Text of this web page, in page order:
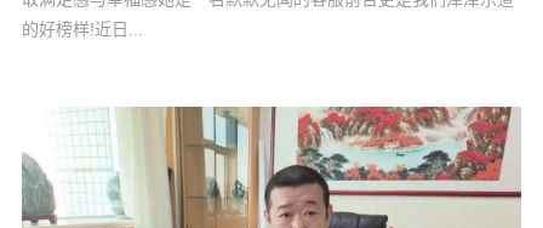
的好榜样!近日...